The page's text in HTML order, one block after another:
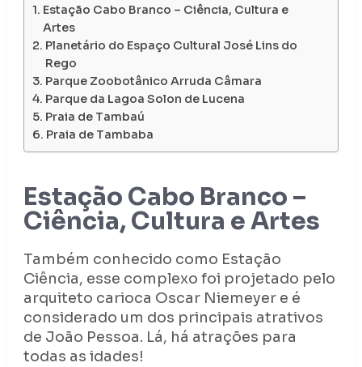
Estação Cabo Branco – Ciência, Cultura e
Artes
Planetário do Espaço Cultural José Lins do
Rego
Parque Zoobotânico Arruda Câmara
Parque da Lagoa Solon de Lucena
Praia de Tambaú
Praia de Tambaba
Estação Cabo Branco –
Ciência, Cultura e Artes
Também conhecido como Estação
Ciência, esse complexo foi projetado pelo
arquiteto carioca Oscar Niemeyer e é
considerado um dos principais atrativos
de João Pessoa. Lá, há atrações para
todas as idades!